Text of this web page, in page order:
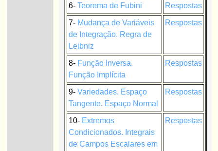
6- Teorema de Fubini Respostas
7- Mudança de Variáveis
de Integração. Regra de
Leibniz
Respostas
8- Função Inversa.
Função Implícita
Respostas
9- Variedades. Espaço
Tangente. Espaço Normal
Respostas
10- Extremos
Condicionados. Integrais
de Campos Escalares em
Respostas